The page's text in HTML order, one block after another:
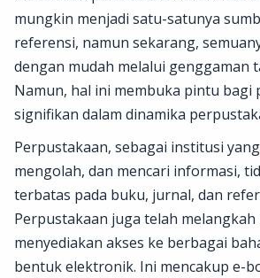
mungkin menjadi satu-satunya
referensi, namun sekarang,
dengan mudah melalui genggaman
Namun, hal ini membuka pintu bagi
signifikan dalam dinamika
Perpustakaan, sebagai institusi
mengolah, dan mencari informasi,
terbatas pada buku, jurnal, dan
Perpustakaan juga telah melangkah
menyediakan akses ke berbagai
bentuk elektronik. Ini mencakup e-